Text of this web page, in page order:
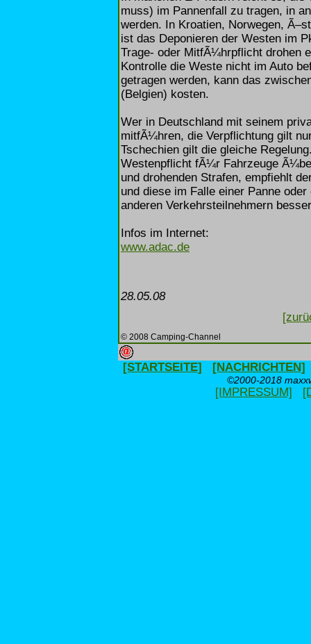
muss) im Pannenfall zu tragen, in
werden. In Kroatien, Norwegen,
ist das Deponieren der Westen im
Trage- oder MitfÃ¼hrpflicht drohen
Kontrolle die Weste nicht im Auto
getragen werden, kann das
(Belgien) kosten.
Wer in Deutschland mit seinem
mitfÃ¼hren, die Verpflichtung gilt
Tschechien gilt die gleiche
Westenpflicht fÃ¼r Fahrzeuge
und drohenden Strafen, empfiehlt
und diese im Falle einer Panne
anderen Verkehrsteilnehmern
Infos im Internet:
www.adac.de
28.05.08
© 2008 Camping-Channel
[STARTSEITE] [NACHRICHTEN]
©2000-2018
[IMPRESSUM]